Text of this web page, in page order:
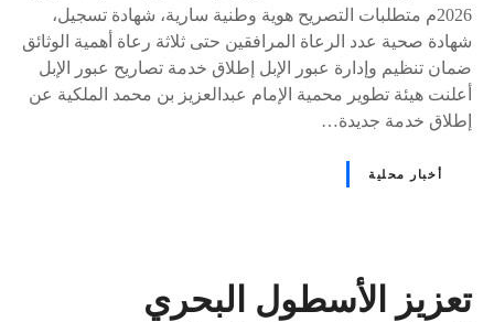
2026م متطلبات التصريح هوية وطنية سارية، شهادة تسجيل،
شهادة صحية عدد الرعاة المرافقين حتى ثلاثة رعاة أهمية الوثائق
ضمان تنظيم وإدارة عبور الإبل إطلاق خدمة تصاريح عبور الإبل
أعلنت هيئة تطوير محمية الإمام عبدالعزيز بن محمد الملكية عن
إطلاق خدمة جديدة…
أخبار محلية
تعزيز الأسطول البحري